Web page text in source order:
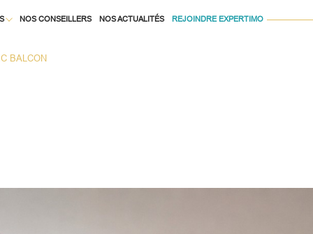
NOS CONSEILLERS NOS ACTUALITÉS REJOINDRE EXPERTIMO
BALCON